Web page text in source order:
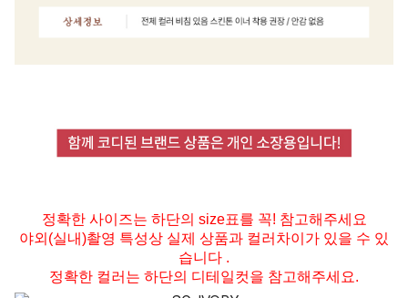
정확한 사이즈는 하단의 size표를 꼭! 참고해주세요
야외(실내)촬영 특성상 실제 상품과 컬러차이가 있을 수 있
습니다 .
정확한 컬러는 하단의 디테일컷을 참고해주세요.